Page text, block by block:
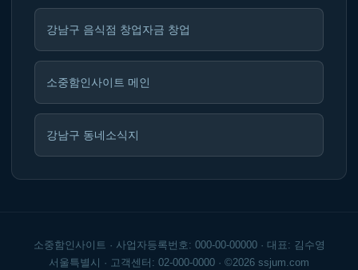
강남구 음식점 창업자금 창업
소중함인사이트 메인
강남구 동네소식지
소중함인사이트 · 사업자등록번호: 000-00-00000 · 대표: 김수영
서울특별시 · 고객센터: 02-000-0000 · ©2026 ssjum.com